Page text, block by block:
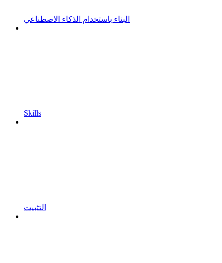
البناء باستخدام الذكاء الاصطناعي
Skills
التثبيت